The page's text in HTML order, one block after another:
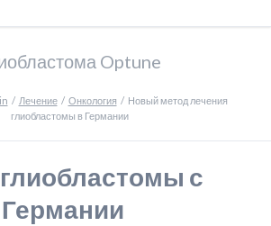
Optune
Лечение Онкология
Новый метод лечения
глиобластомы в Германии
с